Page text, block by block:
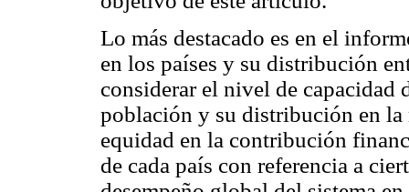
Lo más destacado es en el
en los países y su distribución
considerar el nivel de capacidad
población y su distribución en
equidad en la contribución
de cada país con referencia a